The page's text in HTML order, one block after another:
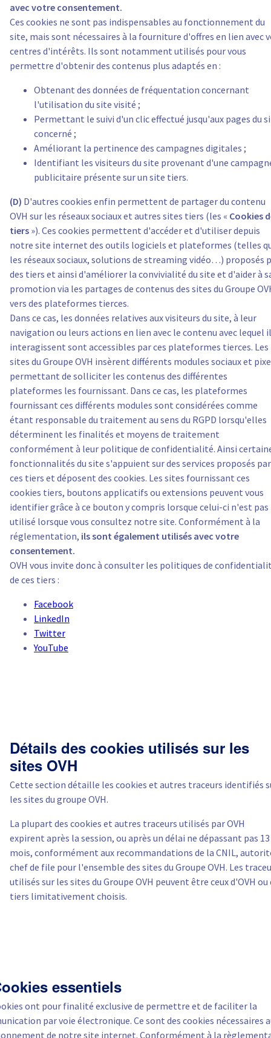
avec votre consentement.
Ces cookies ne sont pas indispensables au fonctionnement du
site, mais sont nécessaires à la fourniture d'offres en lien avec
centres d'intérêts. Ils sont notamment utilisés pour vous
permettre d'obtenir des contenus plus adaptés en :
Obtenant des données de fréquentation concernant
l'utilisation du site visité ;
Permettant le suivi d'un clic effectué jusqu'aux pages du
concerné ;
Améliorant la pertinence des campagnes digitales ;
Identifiant les visiteurs du site provenant d'une
publicitaire présente sur un site tiers.
(D) D'autres cookies enfin permettent de partager du contenu
OVH sur les réseaux sociaux et autres sites tiers (les « Cookies
tiers »). Ces cookies permettent d'accéder et d'utiliser depuis
notre site internet des outils logiciels et plateformes (telles
les réseaux sociaux, solutions de streaming vidéo…) proposés
des tiers et ainsi d'améliorer la convivialité du site et d'aider à
promotion via les partages de contenus des sites du Groupe
vers des plateformes tierces.
Dans ce cas, les données relatives aux visiteurs du site, à leur
navigation ou leurs actions en lien avec le contenu avec lequel
interagissent sont accessibles par ces plateformes tierces. Les
sites du Groupe OVH insèrent différents modules sociaux et
permettant de solliciter les contenus des différentes
plateformes les fournissant. Dans ce cas, les plateformes
fournissant ces différents modules sont considérées comme
étant responsable du traitement au sens du RGPD lorsqu'elles
déterminent les finalités et moyens de traitement
conformément à leur politique de confidentialité. Ainsi
fonctionnalités du site s'appuient sur des services proposés par
ces tiers et déposent des cookies. Les sites fournissant ces
cookies tiers, boutons applicatifs ou extensions peuvent vous
identifier grâce à ce bouton y compris lorsque celui-ci n'est pas
utilisé lorsque vous consultez notre site. Conformément à la
réglementation, ils sont également utilisés avec votre
consentement.
OVH vous invite donc à consulter les politiques de
de ces tiers :
Facebook
LinkedIn
Twitter
YouTube
Détails des cookies utilisés sur les
sites OVH
Cette section détaille les cookies et autres traceurs identifiés
les sites du groupe OVH.
La plupart des cookies et autres traceurs utilisés par OVH
expirent après la session, ou après un délai ne dépassant pas 13
mois, conformément aux recommandations de la CNIL,
chef de file pour l'ensemble des sites du Groupe OVH. Les
utilisés sur les sites du Groupe OVH peuvent être ceux d'OVH ou
tiers limitativement choisis.
essentiels
ont pour finalité exclusive de permettre et de faciliter la
par voie électronique. Ce sont des cookies nécessaires
de notre site internet. Conformément à la